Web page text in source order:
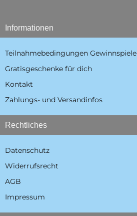
Informationen
Teilnahmebedingungen Gewinnspiele
Gratisgeschenke für dich
Kontakt
Zahlungs- und Versandinfos
Rechtliches
Datenschutz
Widerrufsrecht
AGB
Impressum